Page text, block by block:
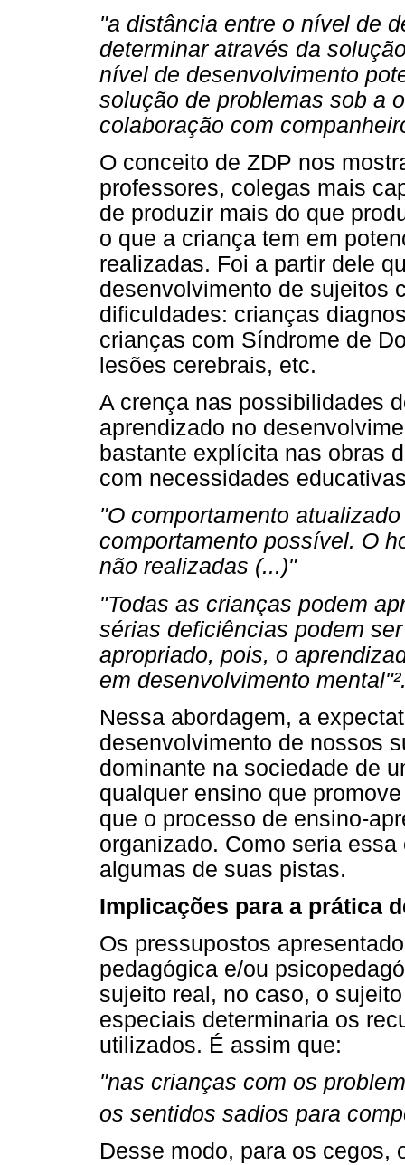
"a distância entre o nível de
determinar através da
nível de desenvolvimento
solução de problemas sob a
colaboração com
O conceito de ZDP nos
professores, colegas mais
de produzir mais do que
o que a criança tem em
realizadas. Foi a partir dele
desenvolvimento de sujeitos
dificuldades: crianças
crianças com Síndrome de
lesões cerebrais, etc.
A crença nas possibilidades
aprendizado no
bastante explícita nas obras
com necessidades
"O comportamento
comportamento possível. O
não realizadas (...)"
"Todas as crianças podem
sérias deficiências podem
apropriado, pois, o
em desenvolvimento
Nessa abordagem, a
desenvolvimento de nossos
dominante na sociedade de
qualquer ensino que
que o processo de ensino-
organizado. Como seria
algumas de suas pistas.
Implicações para a prática
Os pressupostos
pedagógica e/ou
sujeito real, no caso, o
especiais determinaria os
utilizados. É assim que:
"nas crianças com os
os sentidos sadios para
Desse modo, para os cegos,